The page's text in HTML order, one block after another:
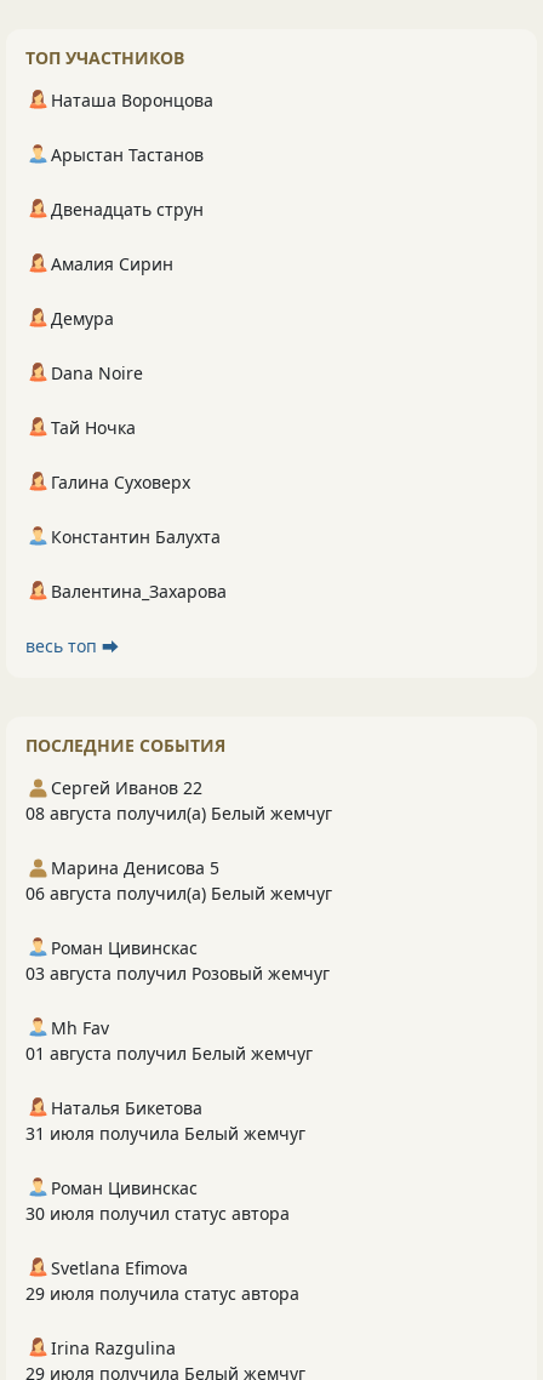
ТОП УЧАСТНИКОВ
Наташа Воронцова
Арыстан Тастанов
Двенадцать струн
Амалия Сирин
Демура
Dana Noire
Тай Ночка
Галина Суховерх
Константин Балухта
Валентина_Захарова
весь топ ⮕
ПОСЛЕДНИЕ СОБЫТИЯ
Сергей Иванов 22
08 августа получил(а) Белый жемчуг
Марина Денисова 5
06 августа получил(а) Белый жемчуг
Роман Цивинскас
03 августа получил Розовый жемчуг
Mh Fav
01 августа получил Белый жемчуг
Наталья Бикетова
31 июля получила Белый жемчуг
Роман Цивинскас
30 июля получил статус автора
Svetlana Efimova
29 июля получила статус автора
Irina Razgulina
29 июля получила Белый жемчуг